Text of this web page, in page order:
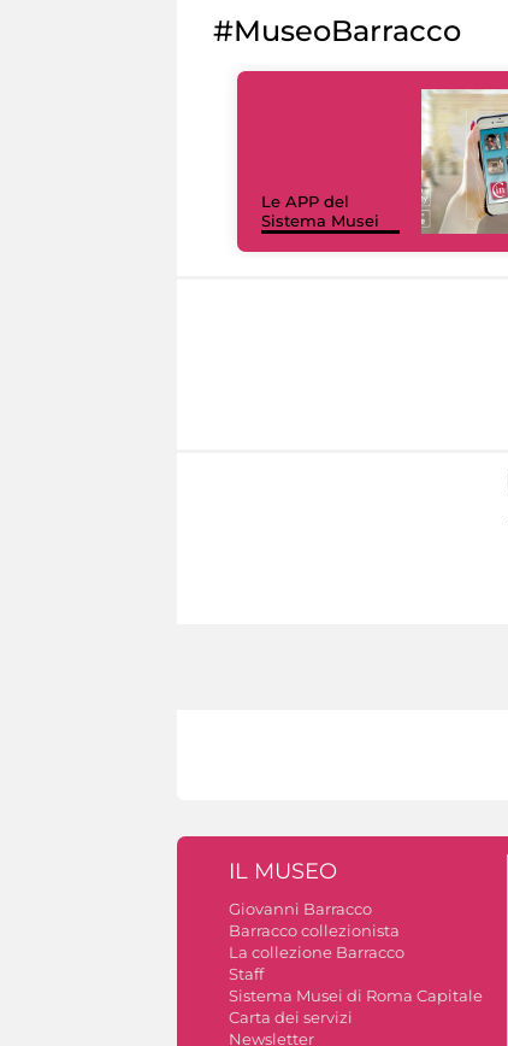
#MuseoBarracco
Le APP del
Sistema Musei
IL MUSEO
Giovanni Barracco
Barracco collezionista
La collezione Barracco
Staff
Sistema Musei di Roma Capitale
Carta dei servizi
Newsletter